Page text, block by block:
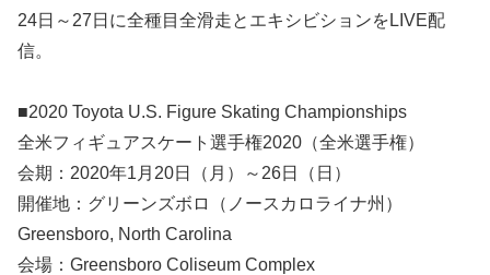
24日～27日に全種目全滑走とエキシビションをLIVE配
信。
■2020 Toyota U.S. Figure Skating Championships
全米フィギュアスケート選手権2020（全米選手権）
会期：2020年1月20日（月）～26日（日）
開催地：グリーンズボロ（ノースカロライナ州）
Greensboro, North Carolina
会場：Greensboro Coliseum Complex